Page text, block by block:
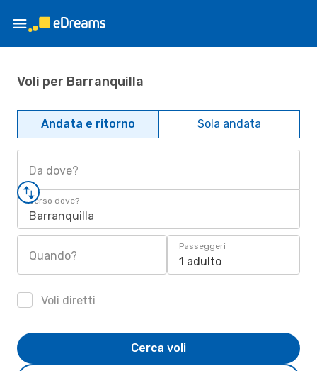
Voli per Barranquilla
Andata e ritorno Sola andata
Da dove?
Verso dove?
Barranquilla
Quando?
Passeggeri
1 adulto
Voli diretti
Cerca voli